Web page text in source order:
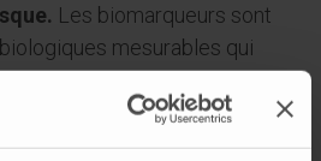
Les biomarqueurs sont
mesurables qui
sur l’état de santé
son risque de développer
maladies.